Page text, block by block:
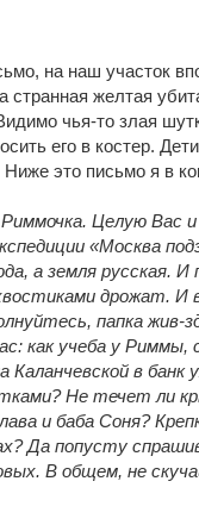
на наш участок
странная желтая
чья-то злая
его в костер.
это письмо я в
Целую Вас и
«Москва
а земля русская.
дрожат. И
папка жив-
как учеба у
Каланчевской в банк
Не течет ли
и баба Соня?
Да попусту
В общем, не